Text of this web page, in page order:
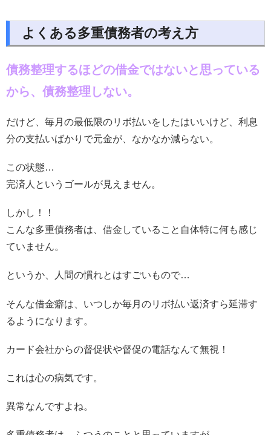
よくある多重債務者の考え方
債務整理するほどの借金ではないと思っている
から、債務整理しない。
だけど、毎月の最低限のリボ払いをしたはいいけど、利息
分の支払いばかりで元金が、なかなか減らない。
この状態…
完済人というゴールが見えません。
しかし！！
こんな多重債務者は、借金していること自体特に何も感じ
ていません。
というか、人間の慣れとはすごいもので…
そんな借金癖は、いつしか毎月のリボ払い返済すら延滞す
るようになります。
カード会社からの督促状や督促の電話なんて無視！
これは心の病気です。
異常なんですよね。